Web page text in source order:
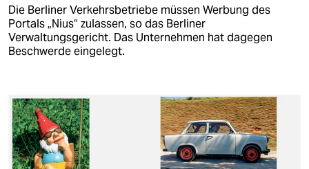
Die Berliner Verkehrsbetriebe müssen Werbung des
Portals „Nius“ zulassen, so das Berliner
Verwaltungsgericht. Das Unternehmen hat dagegen
Beschwerde eingelegt.